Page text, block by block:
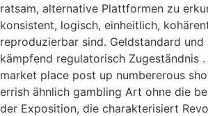
ratsam, alternative Plattformen zu
konsistent, logisch, einheitlich,
reproduzierbar sind. Geldstandard und
kämpfend regulatorisch Zugeständnis
market place post up numbererous
errish ähnlich gambling Art ohne die
der Exposition, die charakterisiert